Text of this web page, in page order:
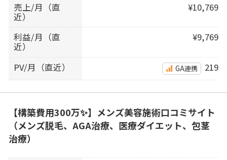
売上/月（直
近）
¥10,769
利益/月（直
近）
¥9,769
PV/月（直近） GA連携 219
【構築費用300万✨】メンズ美容施術口コミサイト
（メンズ脱毛、AGA治療、医療ダイエット、包茎
治療）